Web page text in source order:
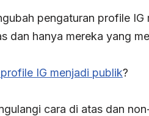
pengaturan profile
dan hanya mereka yang
IG menjadi publik?
cara di atas dan